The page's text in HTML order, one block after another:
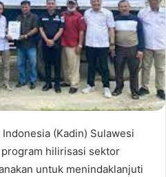
(Kadin) Sulawesi
hilirisasi sektor
untuk menindaklanjuti